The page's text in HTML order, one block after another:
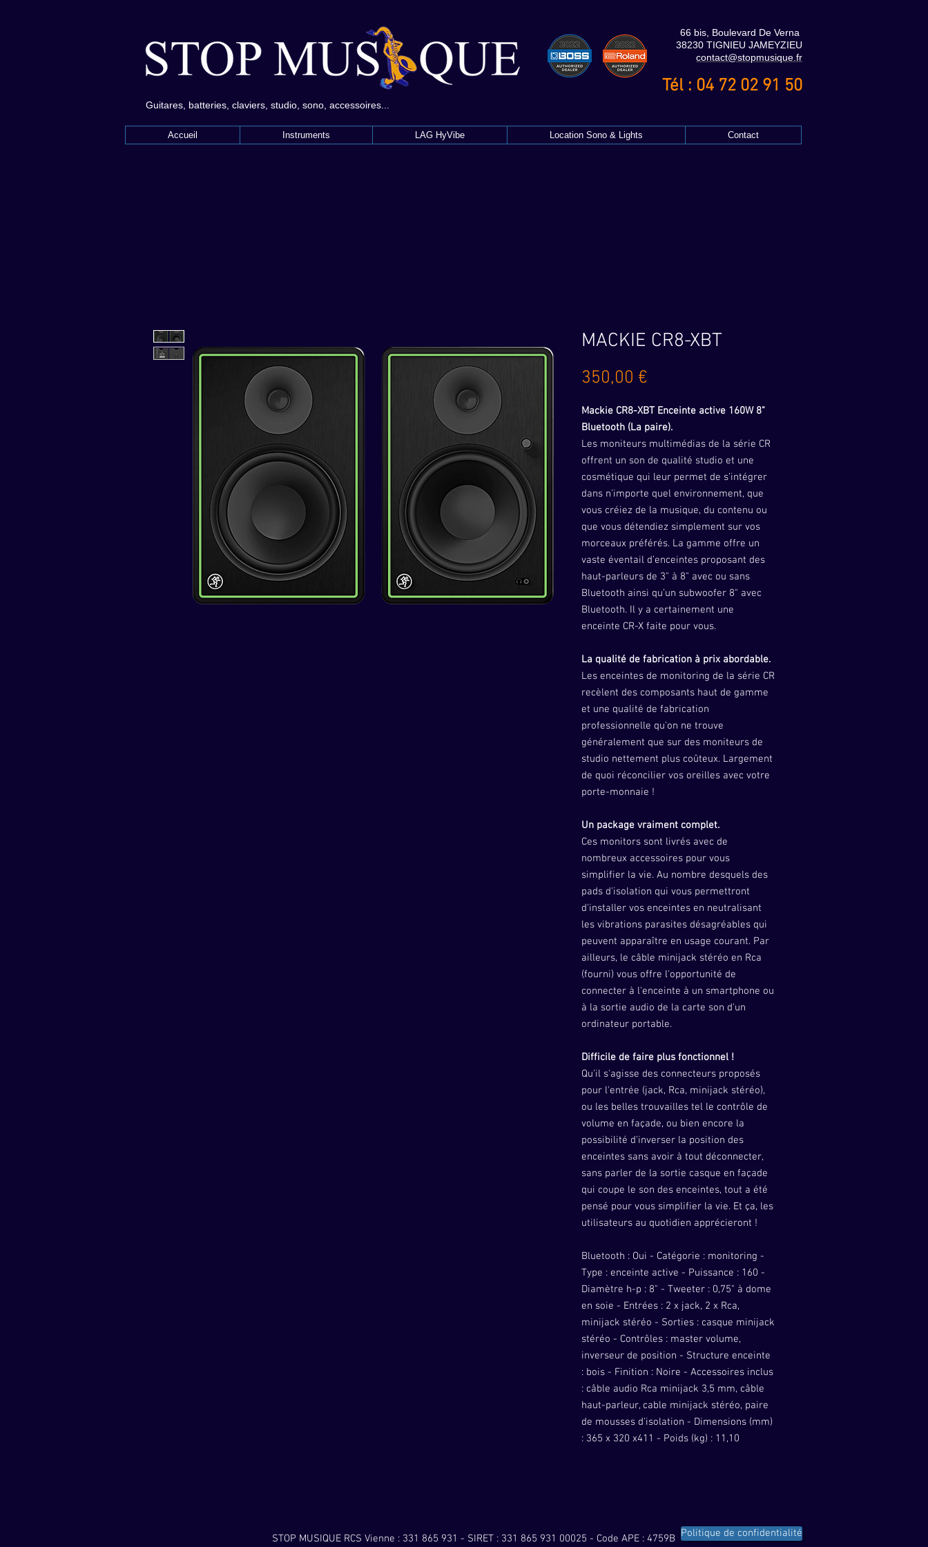
Guitares, batteries, claviers, studio, sono, accessoires...
66 bis, Boulevard De Verna
38230 TIGNIEU JAMEYZIEU
contact@stopmusique.fr
Tél : 04 72 02 91 50
Accueil Instruments LAG HyVibe Location Sono & Lights Contact
MACKIE CR8-XBT
350,00 €
Mackie CR8-XBT Enceinte active 160W 8"
Bluetooth (La paire).
Les moniteurs multimédias de la série CR
offrent un son de qualité studio et une
cosmétique qui leur permet de s’intégrer
dans n'importe quel environnement, que
vous créiez de la musique, du contenu ou
que vous détendiez simplement sur vos
morceaux préférés. La gamme offre un
vaste éventail d’enceintes proposant des
haut-parleurs de 3" à 8" avec ou sans
Bluetooth ainsi qu’un subwoofer 8" avec
Bluetooth. Il y a certainement une
enceinte CR-X faite pour vous.
La qualité de fabrication à prix abordable.
Les enceintes de monitoring de la série CR
recèlent des composants haut de gamme
et une qualité de fabrication
professionnelle qu'on ne trouve
généralement que sur des moniteurs de
studio nettement plus coûteux. Largement
de quoi réconcilier vos oreilles avec votre
porte-monnaie !
Un package vraiment complet.
Ces monitors sont livrés avec de
nombreux accessoires pour vous
simplifier la vie. Au nombre desquels des
pads d'isolation qui vous permettront
d'installer vos enceintes en neutralisant
les vibrations parasites désagréables qui
peuvent apparaître en usage courant. Par
ailleurs, le câble minijack stéréo en Rca
(fourni) vous offre l'opportunité de
connecter à l'enceinte à un smartphone ou
à la sortie audio de la carte son d'un
ordinateur portable.
Difficile de faire plus fonctionnel !
Qu'il s'agisse des connecteurs proposés
pour l'entrée (jack, Rca, minijack stéréo),
ou les belles trouvailles tel le contrôle de
volume en façade, ou bien encore la
possibilité d'inverser la position des
enceintes sans avoir à tout déconnecter,
sans parler de la sortie casque en façade
qui coupe le son des enceintes, tout a été
pensé pour vous simplifier la vie. Et ça, les
utilisateurs au quotidien apprécieront !
Bluetooth : Oui - Catégorie : monitoring -
Type : enceinte active - Puissance : 160 -
Diamètre h-p : 8" - Tweeter : 0,75" à dome
en soie - Entrées : 2 x jack, 2 x Rca,
minijack stéréo - Sorties : casque minijack
stéréo - Contrôles : master volume,
inverseur de position - Structure enceinte
: bois - Finition : Noire - Accessoires inclus
: câble audio Rca minijack 3,5 mm, câble
haut-parleur, cable minijack stéréo, paire
de mousses d'isolation - Dimensions (mm)
: 365 x 320 x411 - Poids (kg) : 11,10
STOP MUSIQUE RCS Vienne : 331 865 931 - SIRET : 331 865 931 00025 - Code APE : 4759B Politique de confidentialité